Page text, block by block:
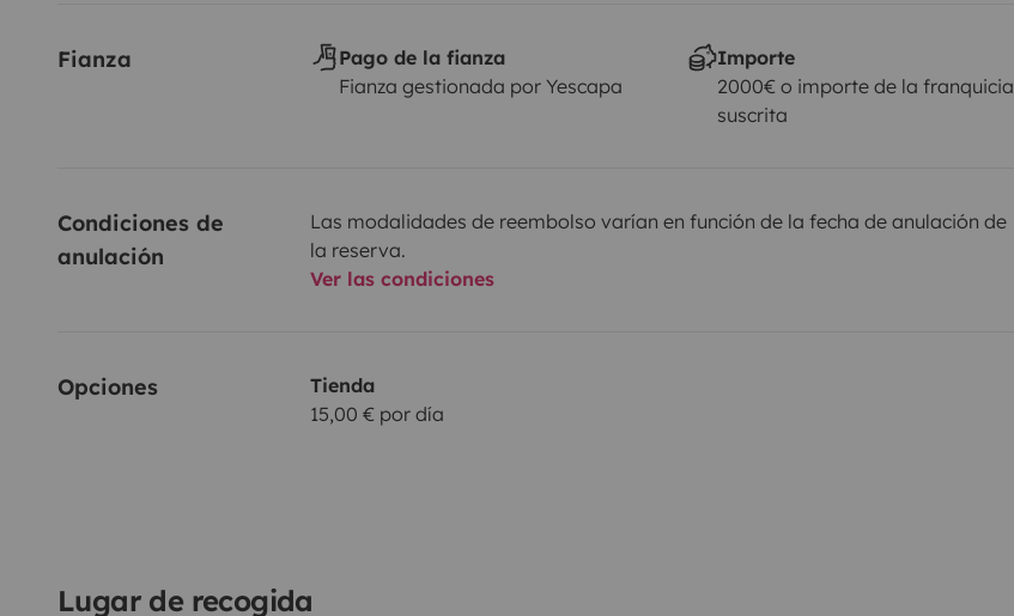
Fianza
Pago de la fianza
Fianza gestionada por Yescapa
Importe
2000€ o importe de la franquicia
suscrita
Condiciones de
anulación
Las modalidades de reembolso varían en función de la fecha de anulación de
la reserva.
Ver las condiciones
Opciones
Tienda
15,00 € por día
Lugar de recogida